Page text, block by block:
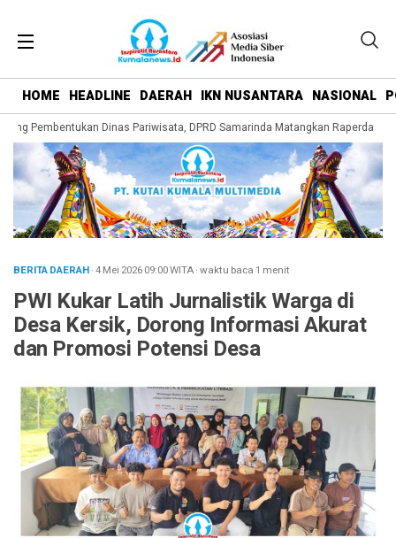
HOME HEADLINE DAERAH IKN NUSANTARA NASIONAL
Pembentukan Dinas Pariwisata, DPRD Samarinda Matangkan Raperda
BERITA DAERAH· 4 Mei 202609:00WITA·waktu baca 1 menit
PWI Kukar Latih Jurnalistik Warga di
Desa Kersik, Dorong Informasi Akurat
dan Promosi Potensi Desa